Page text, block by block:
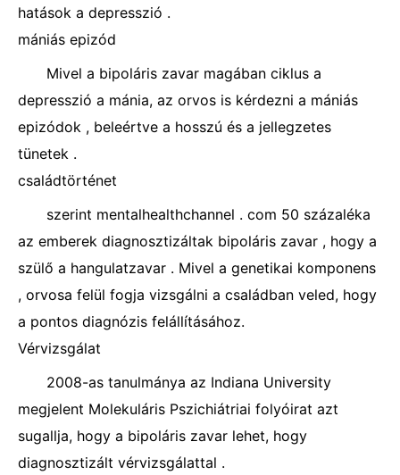
hatások a depresszió .
mániás epizód
Mivel a bipoláris zavar magában ciklus a
depresszió a mánia, az orvos is kérdezni a mániás
epizódok , beleértve a hosszú és a jellegzetes
tünetek .
családtörténet
szerint mentalhealthchannel . com 50 százaléka
az emberek diagnosztizáltak bipoláris zavar , hogy a
szülő a hangulatzavar . Mivel a genetikai komponens
, orvosa felül fogja vizsgálni a családban veled, hogy
a pontos diagnózis felállításához.
Vérvizsgálat
2008-as tanulmánya az Indiana University
megjelent Molekuláris Pszichiátriai folyóirat azt
sugallja, hogy a bipoláris zavar lehet, hogy
diagnosztizált vérvizsgálattal .